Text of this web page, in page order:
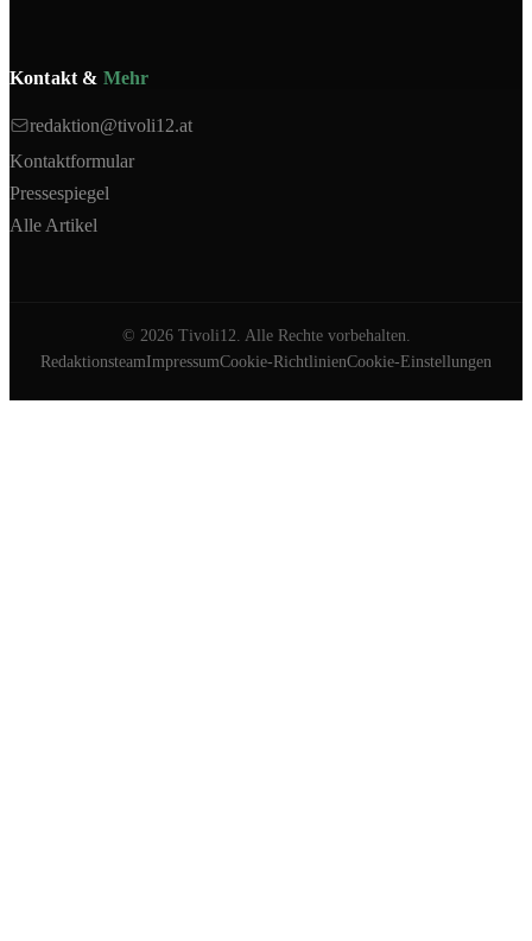
Kontakt & Mehr
redaktion@tivoli12.at
Kontaktformular
Pressespiegel
Alle Artikel
© 2026Tivoli12. Alle Rechte vorbehalten.
RedaktionsteamImpressumCookie-RichtlinienCookie-Einstellungen